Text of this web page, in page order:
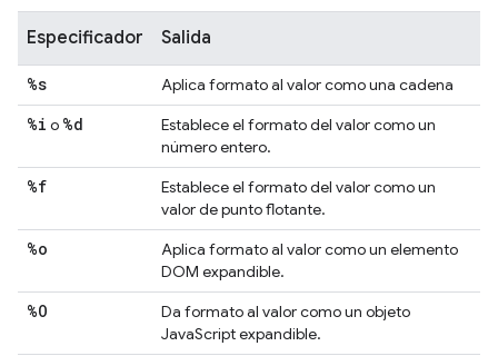
Especificador Salida
%s Aplica formato al valor como una cadena
%i o %d
Establece el formato del valor como un
número entero.
%f
Establece el formato del valor como un
valor de punto flotante.
%o
Aplica formato al valor como un elemento
DOM expandible.
%O
Da formato al valor como un objeto
JavaScript expandible.